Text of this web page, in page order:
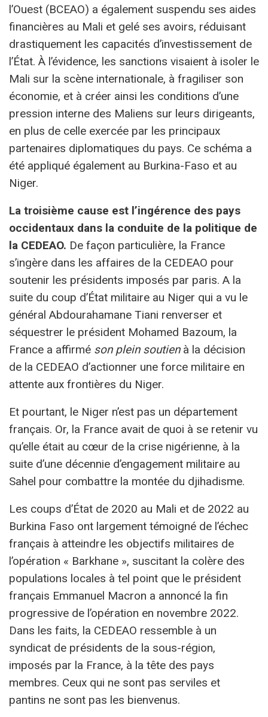
l’Ouest (BCEAO) a également suspendu ses aides
financières au Mali et gelé ses avoirs, réduisant
drastiquement les capacités d’investissement de
l’État. À l’évidence, les sanctions visaient à isoler le
Mali sur la scène internationale, à fragiliser son
économie, et à créer ainsi les conditions d’une
pression interne des Maliens sur leurs dirigeants,
en plus de celle exercée par les principaux
partenaires diplomatiques du pays. Ce schéma a
été appliqué également au Burkina-Faso et au
Niger.
La troisième cause est l’ingérence des pays
occidentaux dans la conduite de la politique de
la CEDEAO. De façon particulière, la France
s’ingère dans les affaires de la CEDEAO pour
soutenir les présidents imposés par paris. A la
suite du coup d’État militaire au Niger qui a vu le
général Abdourahamane Tiani renverser et
séquestrer le président Mohamed Bazoum, la
France a affirmé son plein soutienà la décision
de la CEDEAO d’actionner une force militaire en
attente aux frontières du Niger.
Et pourtant, le Niger n’est pas un département
français. Or, la France avait de quoi à se retenir vu
qu’elle était au cœur de la crise nigérienne, à la
suite d’une décennie d’engagement militaire au
Sahel pour combattre la montée du djihadisme.
Les coups d’État de 2020 au Mali et de 2022 au
Burkina Faso ont largement témoigné de l’échec
français à atteindre les objectifs militaires de
l’opération « Barkhane », suscitant la colère des
populations locales à tel point que le président
français Emmanuel Macron a annoncé la fin
progressive de l’opération en novembre 2022.
Dans les faits, la CEDEAO ressemble à un
syndicat de présidents de la sous-région,
imposés par la France, à la tête des pays
membres. Ceux qui ne sont pas serviles et
pantins ne sont pas les bienvenus.